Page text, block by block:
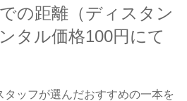
の距離（ディスタン
タル価格100円にて
ッフが選んだおすすめの一本を